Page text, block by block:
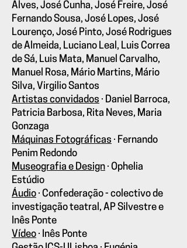
Alves, José Cunha, José Freire, José
Fernando Sousa, José Lopes, José
Lourenço, José Pinto, José Rodrigues
de Almeida, Luciano Leal, Luis Correa
de Sá, Luis Mata, Manuel Carvalho,
Manuel Rosa, Mário Martins, Mário
Silva, Virgilio Santos
Artistas convidados · Daniel Barroca,
Patricia Barbosa, Rita Neves, Maria
Gonzaga
Máquinas Fotográficas · Fernando
Penim Redondo
Museografia e Design · Ophelia
Estúdio
Áudio · Confederação - colectivo de
investigação teatral, AP Silvestre e
Inês Ponte
Vídeo · Inês Ponte